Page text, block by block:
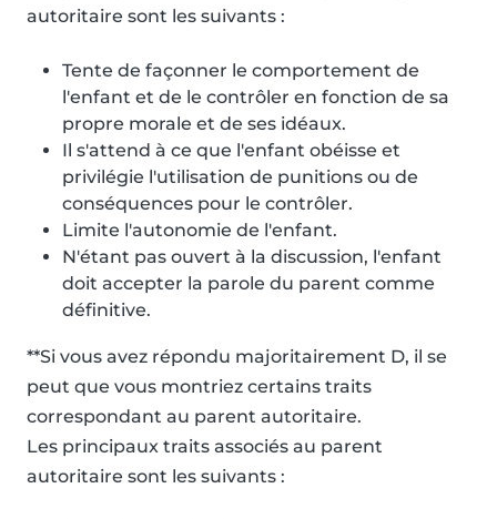
autoritaire sont les suivants :
Tente de façonner le comportement de
l'enfant et de le contrôler en fonction de sa
propre morale et de ses idéaux.
Il s'attend à ce que l'enfant obéisse et
privilégie l'utilisation de punitions ou de
conséquences pour le contrôler.
Limite l'autonomie de l'enfant.
N'étant pas ouvert à la discussion, l'enfant
doit accepter la parole du parent comme
définitive.
**Si vous avez répondu majoritairement D, il se
peut que vous montriez certains traits
correspondant au parent autoritaire.
Les principaux traits associés au parent
autoritaire sont les suivants :